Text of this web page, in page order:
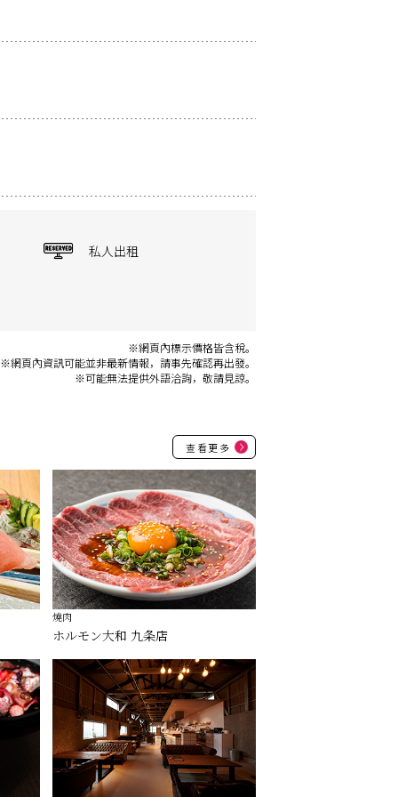
私人出租
※網頁內標示價格皆含稅。
※網頁內資訊可能並非最新情報，請事先確認再出發。
※可能無法提供外語洽詢，敬請見諒。
查看更多
燒肉
ホルモン大和 九条店